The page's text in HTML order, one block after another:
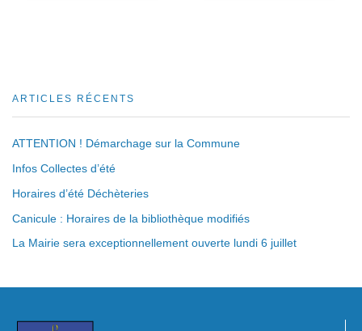
ARTICLES RÉCENTS
ATTENTION ! Démarchage sur la Commune
Infos Collectes d’été
Horaires d’été Déchèteries
Canicule : Horaires de la bibliothèque modifiés
La Mairie sera exceptionnellement ouverte lundi 6 juillet